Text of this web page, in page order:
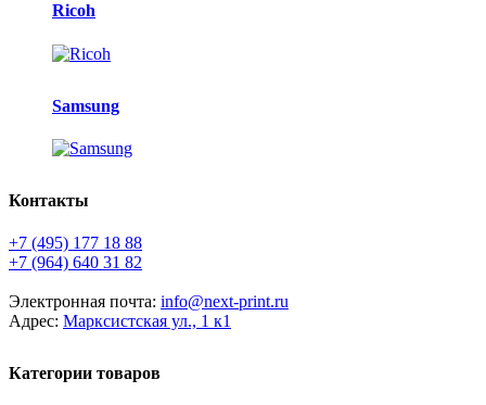
Ricoh
Samsung
Контакты
+7 (495) 177 18 88
+7 (964) 640 31 82
Электронная почта: info@next-print.ru
Адрес: Марксистская ул., 1 к1
Категории товаров